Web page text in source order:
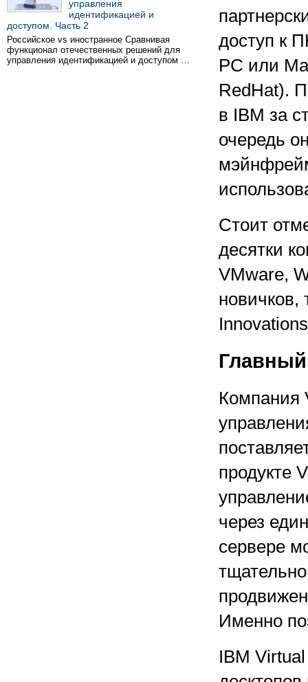
управления
идентификацией и
доступом. Часть 2
Российское vs иностранное Сравнивая
функционал отечественных решений для
управления идентификацией и доступом …
доступ к
PC или
RedHat).
в IBM за
очередь
Стоит
десятки
VMware,
новичков,
Компания
продукте
через
сервере
Именно
IBM